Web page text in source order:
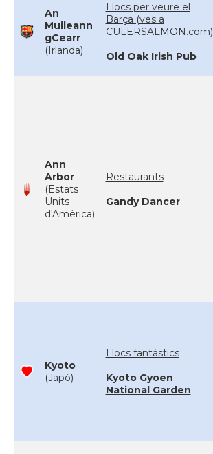
An
Muileann
gCearr
(Irlanda)
Llocs per veure el
Barça (ves a
CULERSALMON.com)
Old Oak Irish Pub
Ann
Arbor
(Estats
Units
d'Amèrica)
Restaurants
Gandy Dancer
Kyoto
(Japó)
Llocs fantàstics
Kyoto Gyoen
National Garden